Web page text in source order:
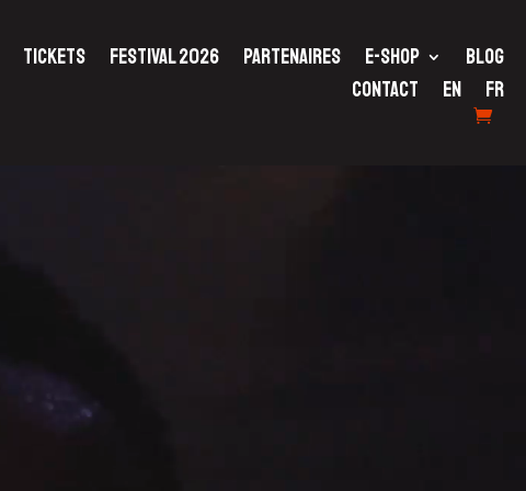
TICKETS FESTIVAL 2026 PARTENAIRES E-SHOP
BLOG
CONTACT
EN FR